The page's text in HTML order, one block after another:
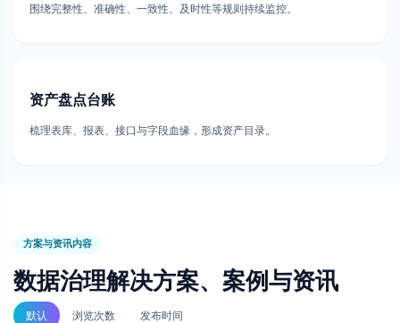
围绕完整性、准确性、一致性、及时性等规则持续监控。
资产盘点台账
梳理表库、报表、接口与字段血缘，形成资产目录。
方案与资讯内容
数据治理解决方案、案例与资讯
默认 浏览次数 发布时间